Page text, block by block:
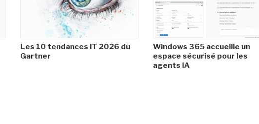
Les 10 tendances IT 2026 du
Gartner
Windows 365 accueille un
espace sécurisé pour les
agents IA